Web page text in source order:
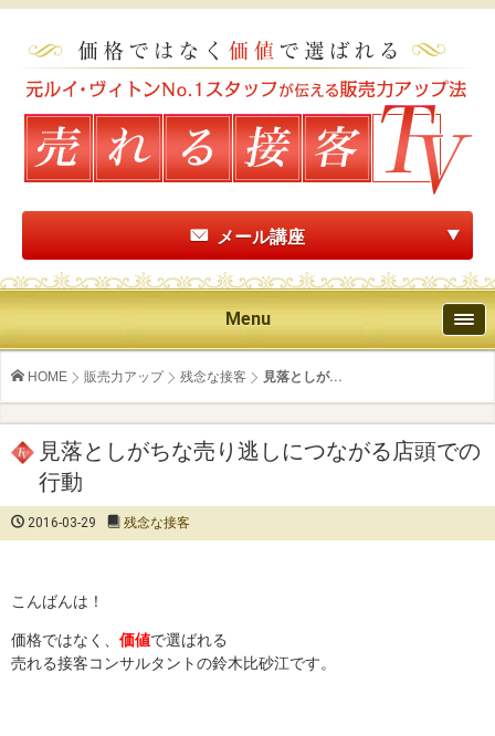
メール講座
Menu
HOME 販売力アップ 残念な接客 見落としが...
見落としがちな売り逃しにつながる店頭での
行動
2016-03-29 残念な接客
こんばんは！
価格ではなく、 価値で選ばれる
売れる接客コンサルタントの鈴木比砂江です。